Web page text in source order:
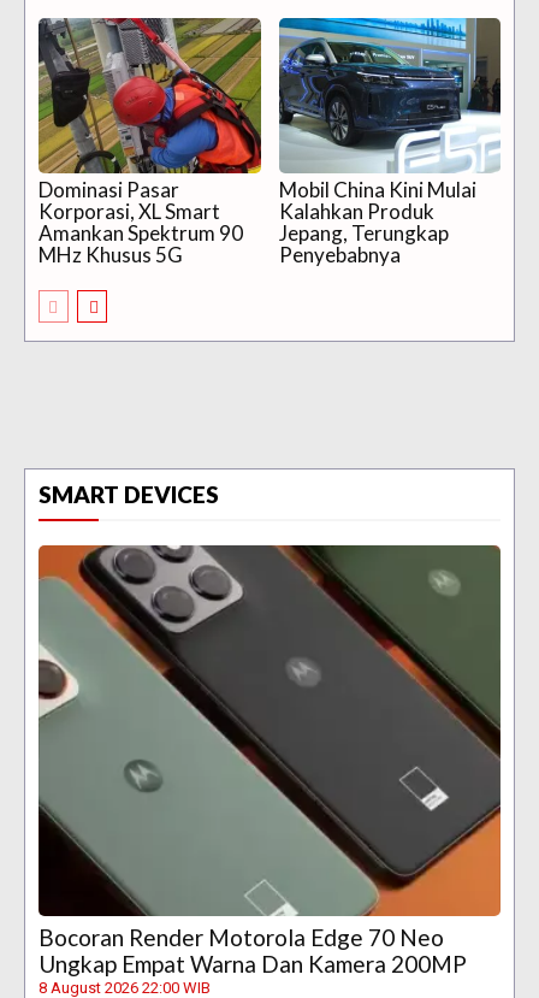
Dominasi Pasar
Korporasi, XL Smart
Amankan Spektrum 90
MHz Khusus 5G
Mobil China Kini Mulai
Kalahkan Produk
Jepang, Terungkap
Penyebabnya
SMART DEVICES
Bocoran Render Motorola Edge 70 Neo
Ungkap Empat Warna Dan Kamera 200MP
8 August 2026 22:00 WIB